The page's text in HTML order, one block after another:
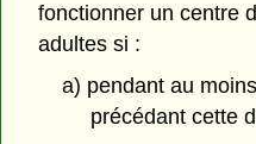
fonctionner un centre
adultes si :
a) pendant au
précédant cette